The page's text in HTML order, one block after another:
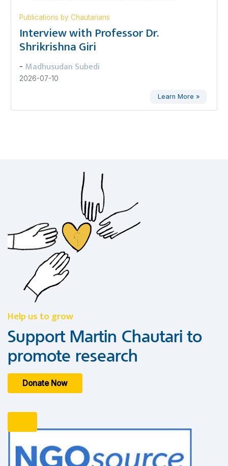
Publications by Chautarians
Interview with Professor Dr.
Shrikrishna Giri
- Madhusudan Subedi
2026-07-10
Learn More »
Help us to grow
Support Martin Chautari to
promote research
Donate Now